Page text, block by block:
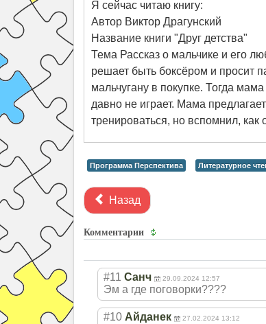
Я сейчас читаю книгу:
Автор Виктор Драгунский
Название книги "Друг детства"
Тема Рассказ о мальчике и его
решает быть боксёром и просит
мальчугану в покупке. Тогда
давно не играет. Мама
тренироваться, но вспомнил, как
Программа Перспектива Литературное
Назад
Комментарии
#11 Санч 29.09.2024 12:57
Эм а где поговорки????
#10 Айданек 27.02.2024 13:12